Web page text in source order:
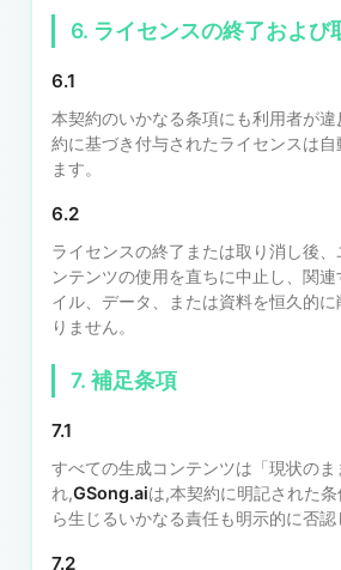
6. ライセンスの終了および
6.1
本契約のいかなる条項にも利用者が
約に基づき付与されたライセンスは
ます。
6.2
ライセンスの終了または取り消し後
ンテンツの使用を直ちに中止し、関
イル、データ、または資料を恒久的
りません。
7. 補足条項
7.1
すべての生成コンテンツは「現状のま
れ,GSong.aiは,本契約に明記された
ら生じるいかなる責任も明示的に否認
7.2